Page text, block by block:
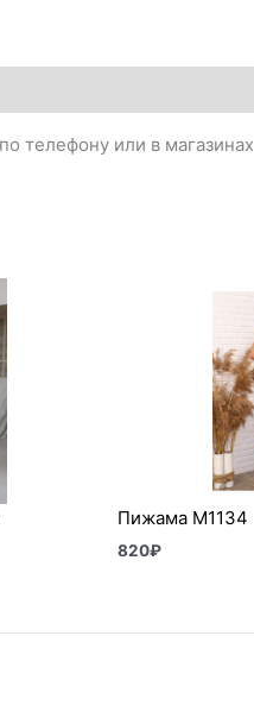
телефону или в магазинах
Пижама М1134
820₽